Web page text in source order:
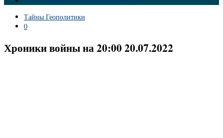
Тайны Геополитики
0
Хроники войны на 20:00 20.07.2022